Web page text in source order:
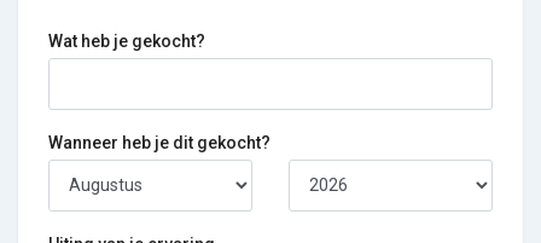
Wat heb je gekocht?
Wanneer heb je dit gekocht?